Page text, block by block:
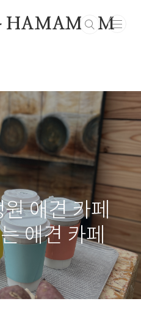
HAMAMOM
애견 카페
애견 카페